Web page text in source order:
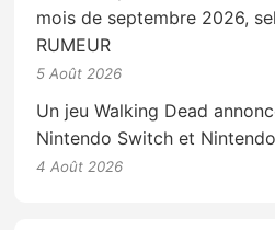
mois de septembre 2026,
RUMEUR
5 Août 2026
Un jeu Walking Dead
Nintendo Switch et
4 Août 2026